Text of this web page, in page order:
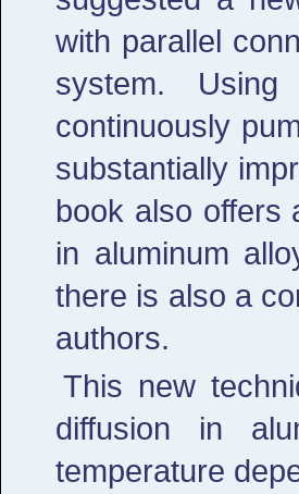
with parallel
system.
continuously
substantially
book also offers
in aluminum
there is also a
authors.
This new
diffusion in
temperature